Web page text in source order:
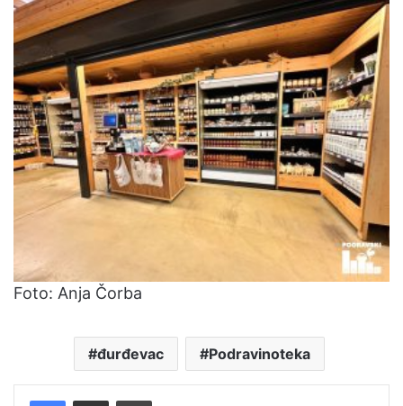
Foto: Anja Čorba
đurđevac Podravinoteka